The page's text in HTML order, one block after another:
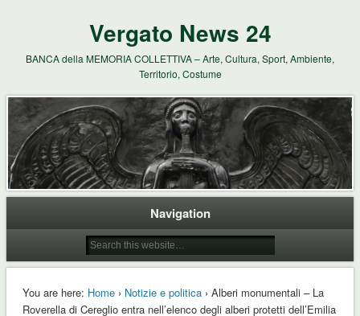
Vergato News 24
BANCA della MEMORIA COLLETTIVA – Arte, Cultura, Sport, Ambiente,
Territorio, Costume
Navigation
You are here: Home› Notizie e politica› Alberi monumentali – La
Roverella di Cereglio entra nell’elenco degli alberi protetti dell’Emilia